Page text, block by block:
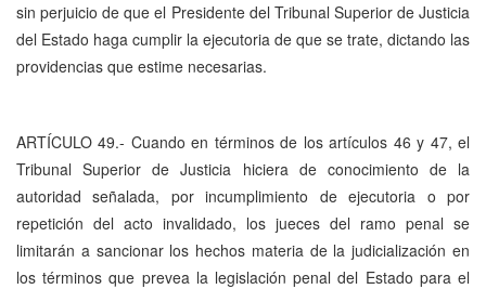
sin perjuicio de que el Presidente del Tribunal Superior de Justicia
del Estado haga cumplir la ejecutoria de que se trate, dictando las
providencias que estime necesarias.
ARTÍCULO 49.- Cuando en términos de los artículos 46 y 47, el
Tribunal Superior de Justicia hiciera de conocimiento de la
autoridad señalada, por incumplimiento de ejecutoria o por
repetición del acto invalidado, los jueces del ramo penal se
limitarán a sancionar los hechos materia de la judicialización en
los términos que prevea la legislación penal del Estado para el